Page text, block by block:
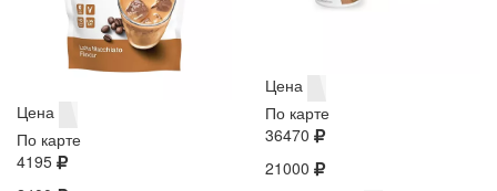
Цена
По карте
4195
Цена
По карте
36470
21000